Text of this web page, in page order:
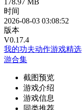
时间
2026-08-03 03:08:52
版本
V0.17.4
我的功夫动作游戏精选
游合集
截图预览
游戏介绍
游戏信息
同类推荐